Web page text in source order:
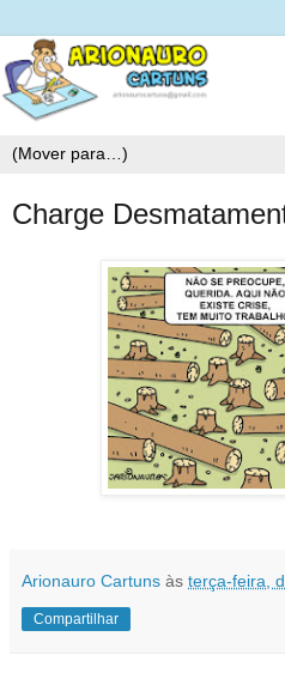
Charge
Arionauro Cartuns às terça-feira,
Compartilhar